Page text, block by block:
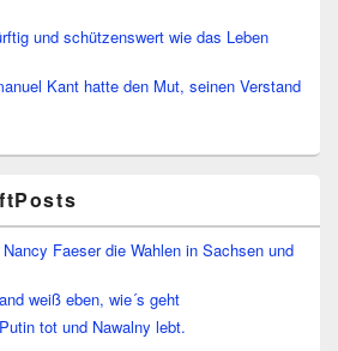
und schützenswert wie das Leben
Kant hatte den Mut, seinen Verstand
Faeser die Wahlen in Sachsen und
weiß eben, wie´s geht
tot und Nawalny lebt.